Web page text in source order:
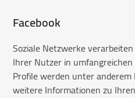
Facebook
Soziale Netzwerke
Ihrer Nutzer in
Profile werden unter
weitere Informationen zu